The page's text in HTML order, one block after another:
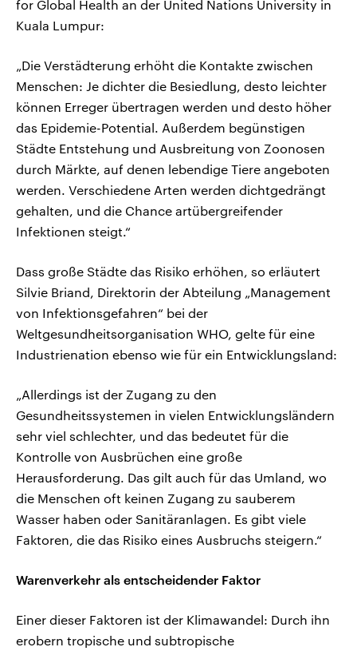
for Global Health an der United Nations University in
Kuala Lumpur:
„Die Verstädterung erhöht die Kontakte zwischen
Menschen: Je dichter die Besiedlung, desto leichter
können Erreger übertragen werden und desto höher
das Epidemie-Potential. Außerdem begünstigen
Städte Entstehung und Ausbreitung von Zoonosen
durch Märkte, auf denen lebendige Tiere angeboten
werden. Verschiedene Arten werden dichtgedrängt
gehalten, und die Chance artübergreifender
Infektionen steigt.“
Dass große Städte das Risiko erhöhen, so erläutert
Silvie Briand, Direktorin der Abteilung „Management
von Infektionsgefahren“ bei der
Weltgesundheitsorganisation WHO, gelte für eine
Industrienation ebenso wie für ein Entwicklungsland:
„Allerdings ist der Zugang zu den
Gesundheitssystemen in vielen Entwicklungsländern
sehr viel schlechter, und das bedeutet für die
Kontrolle von Ausbrüchen eine große
Herausforderung. Das gilt auch für das Umland, wo
die Menschen oft keinen Zugang zu sauberem
Wasser haben oder Sanitäranlagen. Es gibt viele
Faktoren, die das Risiko eines Ausbruchs steigern.“
Warenverkehr als entscheidender Faktor
Einer dieser Faktoren ist der Klimawandel: Durch ihn
erobern tropische und subtropische